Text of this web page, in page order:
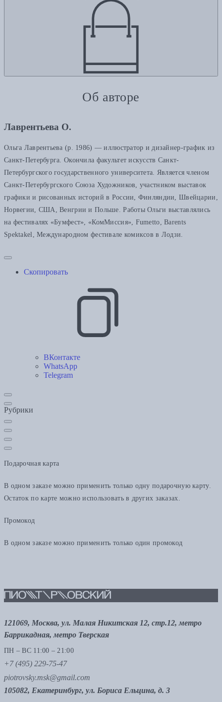
Об авторе
Лаврентьева О.
Ольга Лаврентьева (р. 1986) — иллюстратор и дизайнер-график из
Санкт-Петербурга. Окончила факультет искусств Санкт-
Петербургского государственного университета. Является членом
Санкт-Петербургского Союза Художников, участником выставок
графики и рисованных историй в России, Финляндии, Швейцарии,
Норвегии, США, Венгрии и Польше. Работы Ольги выставлялись
на фестивалях «Бумфест», «КомМиссия», Fumetto, Barents
Spektakel, Международном фестивале комиксов в Лодзи.
Скопировать
ВКонтакте
WhatsApp
Telegram
Рубрики
Подарочная карта
В одном заказе можно применить только одну подарочную карту.
Остаток по карте можно использовать в других заказах.
Промокод
В одном заказе можно применить только один промокод
121069, Москва, ул. Малая Никитская 12, стр.12, метро
Баррикадная, метро Тверская
ПН – ВС 11:00 – 21:00
+7 (495) 229-75-47
piotrovsky.msk@gmail.com
105082, Екатеринбург, ул. Бориса Ельцина, д. 3